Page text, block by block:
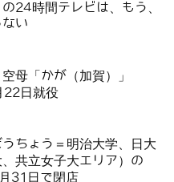
24時間テレビは、もう、
い
母「かが（加賀）」
22日就役
ちょう＝明治大学、日大
共立女子大エリア）の
31日で閉店